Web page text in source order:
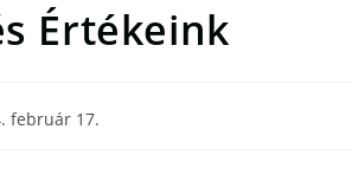
Értékeink
február 17.